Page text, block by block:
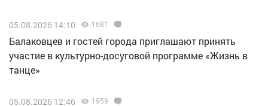
05.08.2026 14:10 1681
Балаковцев и гостей города приглашают принять
участие в культурно-досуговой программе «Жизнь в
танце»
05.08.2026 12:46 1959